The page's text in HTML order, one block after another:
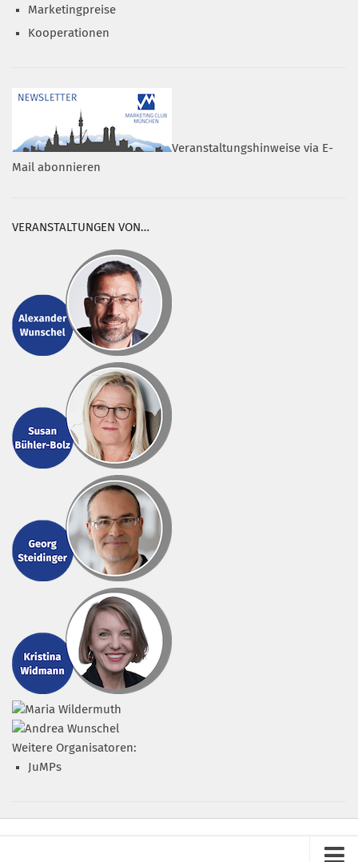
Marketingpreise
Kooperationen
Veranstaltungshinweise via E-
Mail abonnieren
VERANSTALTUNGEN VON…
Weitere Organisatoren:
JuMPs